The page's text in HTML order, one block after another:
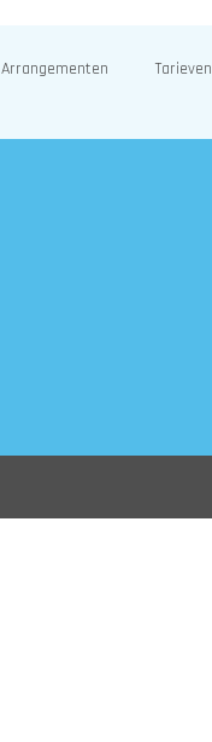
Arrangementen Tarieven